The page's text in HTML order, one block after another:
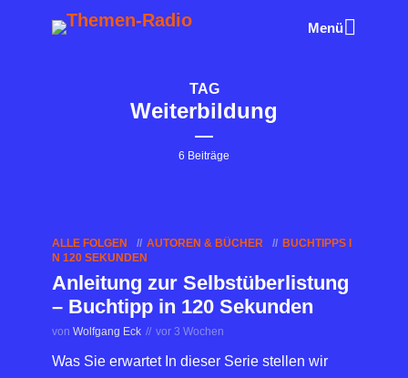
Menü
TAG
Weiterbildung
6 Beiträge
ALLE FOLGEN AUTOREN & BÜCHER
BUCHTIPPS I
N 120 SEKUNDEN
Anleitung zur Selbstüberlistung
– Buchtipp in 120 Sekunden
von Wolfgang Eck vor 3 Wochen
Was Sie erwartet In dieser Serie stellen wir